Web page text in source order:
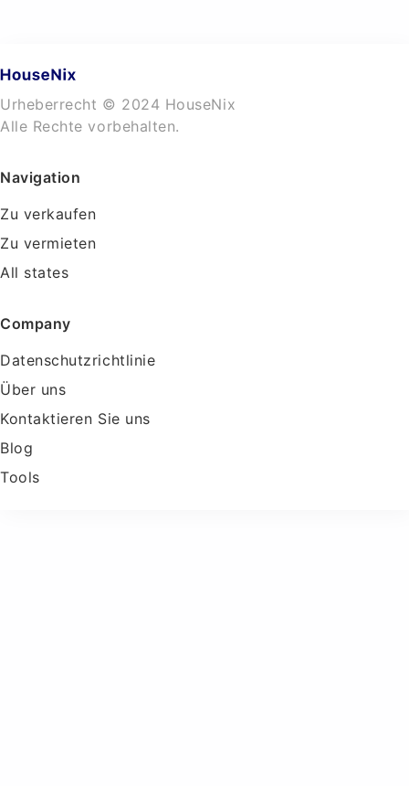
Urheberrecht © 2024 HouseNix
Alle Rechte vorbehalten.
Navigation
Zu verkaufen
Zu vermieten
All states
Company
Datenschutzrichtlinie
Über uns
Kontaktieren Sie uns
Blog
Tools